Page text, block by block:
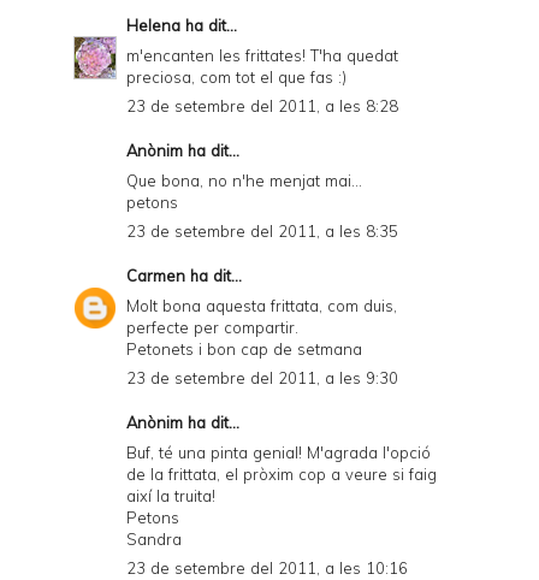
Helena ha dit...
m'encanten les frittates! T'ha quedat
preciosa, com tot el que fas :)
23 de setembre del 2011, a les 8:28
Anònim ha dit...
Que bona, no n'he menjat mai...
petons
23 de setembre del 2011, a les 8:35
Carmen ha dit...
Molt bona aquesta frittata, com duis,
perfecte per compartir.
Petonets i bon cap de setmana
23 de setembre del 2011, a les 9:30
Anònim ha dit...
Buf, té una pinta genial! M'agrada l'opció
de la frittata, el pròxim cop a veure si faig
així la truita!
Petons
Sandra
23 de setembre del 2011, a les 10:16